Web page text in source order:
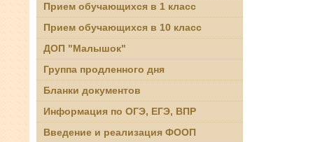
Прием обучающихся в 1 класс
Прием обучающихся в 10 класс
ДОП "Малышок"
Группа продленного дня
Бланки документов
Информация по ОГЭ, ЕГЭ, ВПР
Введение и реализация ФООП